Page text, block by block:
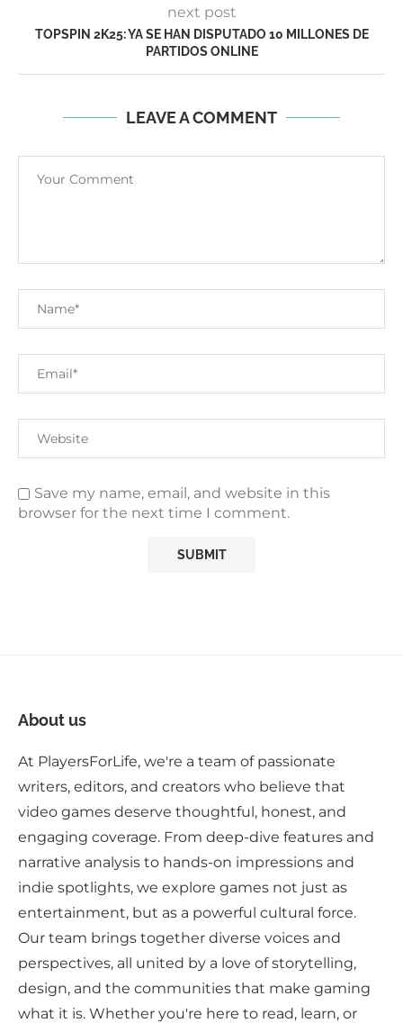
next post
TOPSPIN 2K25: YA SE HAN DISPUTADO 10 MILLONES DE
PARTIDOS ONLINE
LEAVE A COMMENT
Save my name, email, and website in this
browser for the next time I comment.
About us
At PlayersForLife, we're a team of passionate
writers, editors, and creators who believe that
video games deserve thoughtful, honest, and
engaging coverage. From deep-dive features and
narrative analysis to hands-on impressions and
indie spotlights, we explore games not just as
entertainment, but as a powerful cultural force.
Our team brings together diverse voices and
perspectives, all united by a love of storytelling,
design, and the communities that make gaming
what it is. Whether you're here to read, learn, or